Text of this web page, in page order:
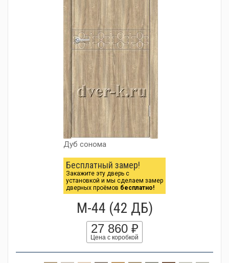
Дуб сонома
Бесплатный замер!
Закажите эту дверь с
установкой и мы сделаем замер
дверных проёмов бесплатно!
М-44 (42 ДБ)
27 860 ₽
Цена с коробкой